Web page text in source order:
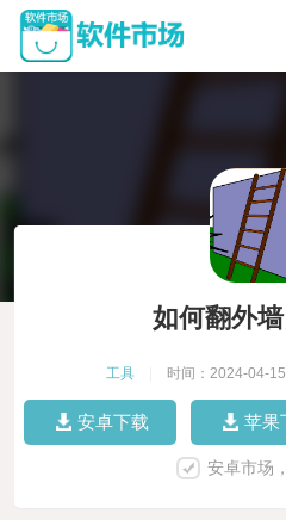
如何翻外
工具 时间：2024-04-15
安卓下载 苹果
安卓市场